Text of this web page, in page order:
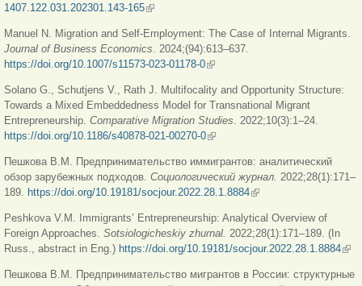
1407.122.031.202301.143-165(внешняя ссылка)
Manuel N. Migration and Self-Employment: The Case of Internal Migrants.
Journal of Business Economics. 2024;(94):613–637.
https://doi.org/10.1007/s11573-023-01178-0(внешняя ссылка)
Solano G., Schutjens V., Rath J. Multifocality and Opportunity Structure:
Towards a Mixed Embeddedness Model for Transnational Migrant
Entrepreneurship. Comparative Migration Studies. 2022;10(3):1–24.
https://doi.org/10.1186/s40878-021-00270-0(внешняя ссылка)
Пешкова В.М. Предпринимательство иммигрантов: аналитический
обзор зарубежных подходов. Социологический журнал. 2022;28(1):171–
189. https://doi.org/10.19181/socjour.2022.28.1.8884(внешняя ссылка)
Peshkova V.M. Immigrants’ Entrepreneurship: Analytical Overview of
Foreign Approaches. Sotsiologicheskiy zhurnal. 2022;28(1):171–189. (In
Russ., abstract in Eng.) https://doi.org/10.19181/socjour.2022.28.1.8884
Пешкова В.М. Предпринимательство мигрантов в России: структурные